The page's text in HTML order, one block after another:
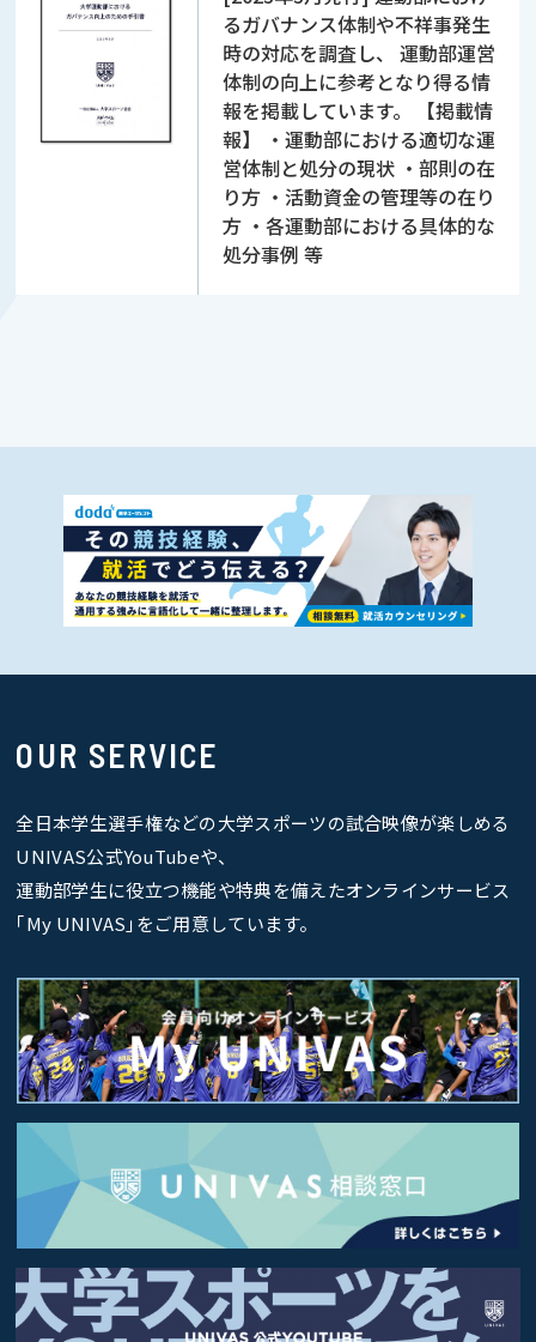
るガバナンス体制や不祥事発生
時の対応を調査し、 運動部運営
体制の向上に参考となり得る情
報を掲載しています。 【掲載情
報】 ・運動部における適切な運
営体制と処分の現状 ・部則の在
り方 ・活動資金の管理等の在り
方 ・各運動部における具体的な
処分事例 等
OUR SERVICE
全日本学生選手権などの大学スポーツの試合映像が楽しめる
UNIVAS公式YouTubeや、
運動部学生に役立つ機能や特典を備えたオンラインサービス
｢My UNIVAS｣をご用意しています。